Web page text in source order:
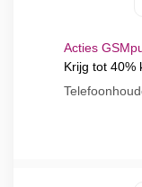
Acties
Krijg tot 40%